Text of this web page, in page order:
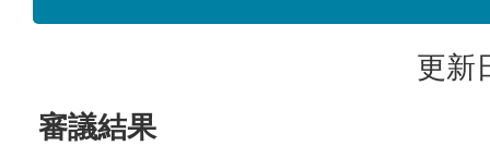
更新
審議結果